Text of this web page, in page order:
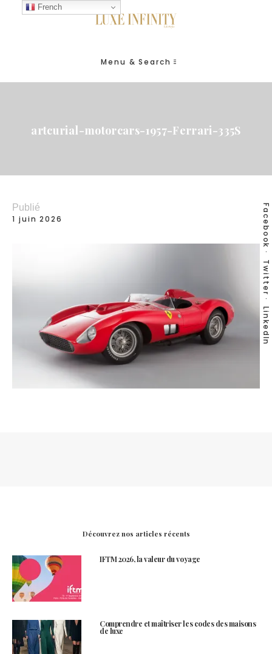
Menu & Search
artcurial-motorcars-1957-Ferrari-335S
Facebook
Twitter
LinkedIn
Publié
1 juin 2026
Découvrez nos articles récents
IFTM 2026, la valeur du voyage
Comprendre et maîtriser les codes des maisons
de luxe
French